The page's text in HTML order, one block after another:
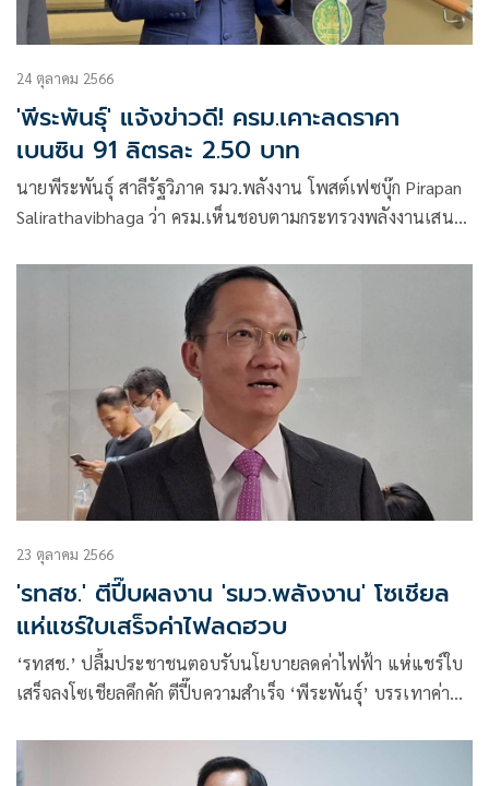
24 ตุลาคม 2566
'พีระพันธุ์' แจ้งข่าวดี! ครม.เคาะลดราคา
เบนซิน 91 ลิตรละ 2.50 บาท
นายพีระพันธุ์ สาลีรัฐวิภาค รมว.พลังงาน โพสต์เฟซบุ๊ก Pirapan
Salirathavibhaga ว่า ครม.เห็นชอบตามกระทรวงพลังงานเสนอ
23 ตุลาคม 2566
'รทสช.' ตีปี๊บผลงาน 'รมว.พลังงาน' โซเชียล
แห่แชร์ใบเสร็จค่าไฟลดฮวบ
‘รทสช.’ ปลื้มประชาชนตอบรับนโยบายลดค่าไฟฟ้า แห่แชร์ใบ
เสร็จลงโซเชียลคึกคัก ตีปี๊บความสำเร็จ ‘พีระพันธุ์’ บรรเทาค่า